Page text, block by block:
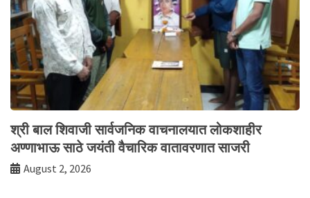
श्री बाल शिवाजी सार्वजनिक वाचनालयात लोकशाहीर
अण्णाभाऊ साठे जयंती वैचारिक वातावरणात साजरी
August 2, 2026